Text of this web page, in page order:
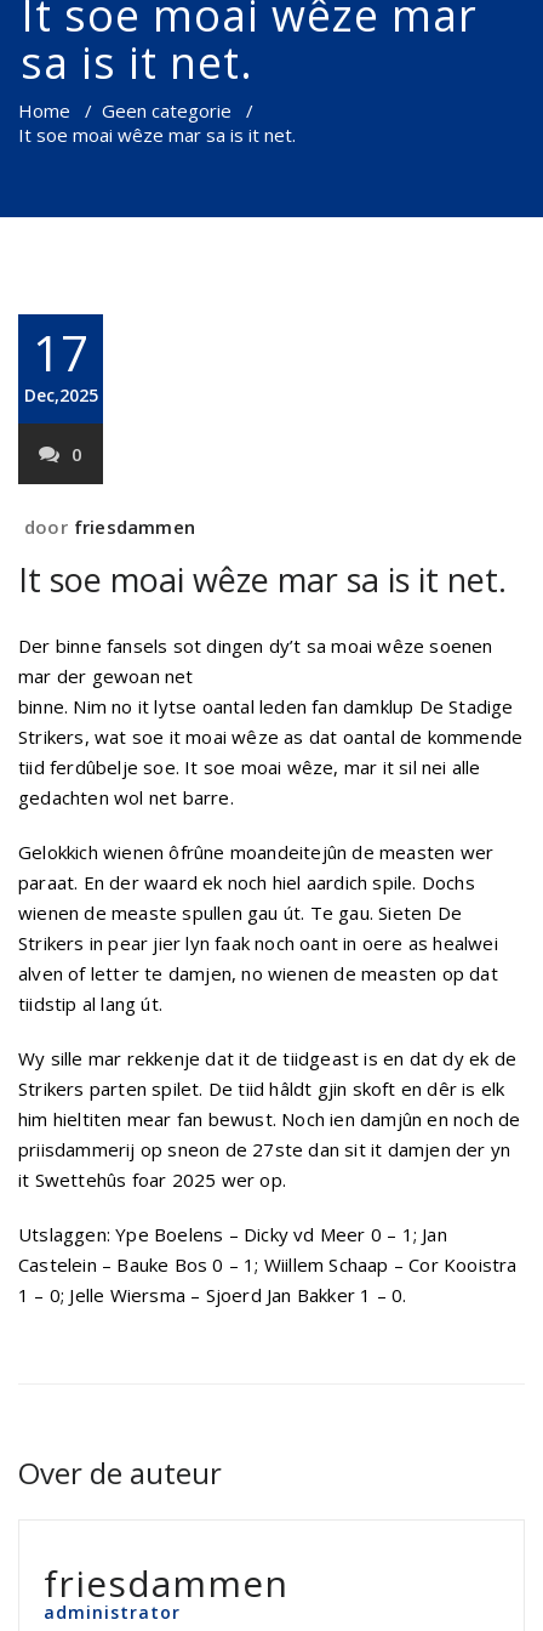
It soe moai wêze mar
sa is it net.
Home / Geen categorie /
It soe moai wêze mar sa is it net.
17
Dec,2025
0
door friesdammen
It soe moai wêze mar sa is it net.
Der binne fansels sot dingen dy’t sa moai wêze soenen
mar der gewoan net
binne. Nim no it lytse oantal leden fan damklup De Stadige
Strikers, wat soe it moai wêze as dat oantal de kommende
tiid ferdûbelje soe. It soe moai wêze, mar it sil nei alle
gedachten wol net barre.
Gelokkich wienen ôfrûne moandeitejûn de measten wer
paraat. En der waard ek noch hiel aardich spile. Dochs
wienen de measte spullen gau út. Te gau. Sieten De
Strikers in pear jier lyn faak noch oant in oere as healwei
alven of letter te damjen, no wienen de measten op dat
tiidstip al lang út.
Wy sille mar rekkenje dat it de tiidgeast is en dat dy ek de
Strikers parten spilet. De tiid hâldt gjin skoft en dêr is elk
him hieltiten mear fan bewust. Noch ien damjûn en noch de
priisdammerij op sneon de 27ste dan sit it damjen der yn
it Swettehûs foar 2025 wer op.
Utslaggen: Ype Boelens – Dicky vd Meer 0 – 1; Jan
Castelein – Bauke Bos 0 – 1; Wiillem Schaap – Cor Kooistra
1 – 0; Jelle Wiersma – Sjoerd Jan Bakker 1 – 0.
Over de auteur
friesdammen
administrator